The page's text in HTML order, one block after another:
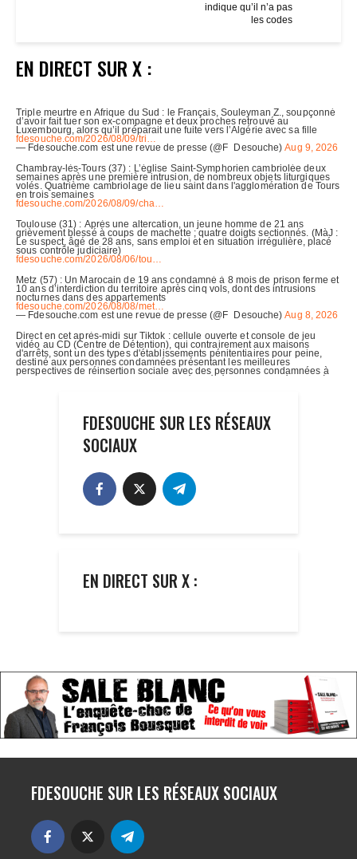
indique qu’il n’a pas
les codes
EN DIRECT SUR X :
FDESOUCHE SUR LES RÉSEAUX
SOCIAUX
EN DIRECT SUR X :
FDESOUCHE SUR LES RÉSEAUX SOCIAUX